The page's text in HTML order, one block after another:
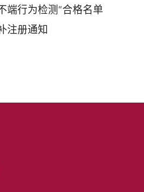
端行为检测”合格名单
注册通知